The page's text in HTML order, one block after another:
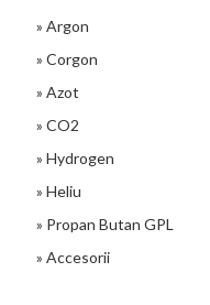
» Argon
» Corgon
» Azot
» CO2
» Hydrogen
» Heliu
» Propan Butan GPL
» Accesorii